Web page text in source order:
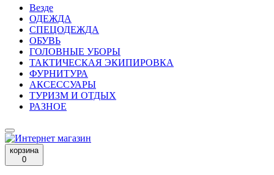
Везде
ОДЕЖДА
СПЕЦОДЕЖДА
ОБУВЬ
ГОЛОВНЫЕ УБОРЫ
ТАКТИЧЕСКАЯ ЭКИПИРОВКА
ФУРНИТУРА
АКСЕССУАРЫ
ТУРИЗМ И ОТДЫХ
РАЗНОЕ
корзина
0